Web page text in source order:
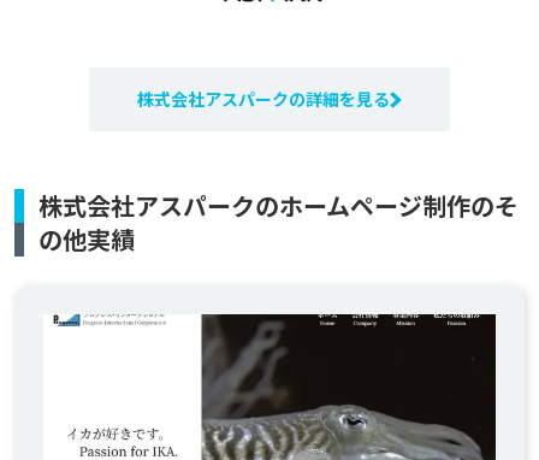
株式会社アスパークの詳細を見る
株式会社アスパークのホームページ制作のそ
の他実績